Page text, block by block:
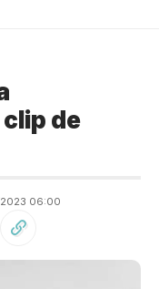
de
2023 06:00